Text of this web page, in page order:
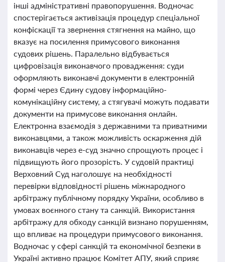
інші адміністративні правопорушення. Водночас
спостерігається активізація процедур спеціальної
конфіскації та звернення стягнення на майно, що
вказує на посилення примусового виконання
судових рішень. Паралельно відбувається
цифровізація виконавчого провадження: суди
оформляють виконавчі документи в електронній
формі через Єдину судову інформаційно-
комунікаційну систему, а стягувачі можуть подавати
документи на примусове виконання онлайн.
Електронна взаємодія з державними та приватними
виконавцями, а також можливість оскарження дій
виконавців через е-суд значно спрощують процес і
підвищують його прозорість. У судовій практиці
Верховний Суд наголошує на необхідності
перевірки відповідності рішень міжнародного
арбітражу публічному порядку України, особливо в
умовах воєнного стану та санкцій. Використання
арбітражу для обходу санкцій визнано порушенням,
що впливає на процедури примусового виконання.
Водночас у сфері санкцій та економічної безпеки в
Україні активно працює Комітет АПУ, який сприяє